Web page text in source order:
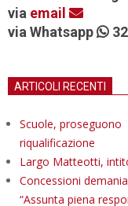
via email
via Whatsapp
ARTICOLI RECENTI
Scuole, proseguono
riqualificazione
Largo Matteotti,
Concessioni
“Assunta piena